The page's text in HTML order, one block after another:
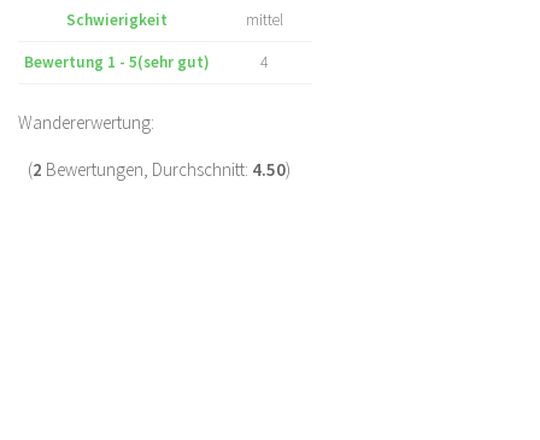
Schwierigkeit
Bewertung 1 - 5(sehr gut)
mittel
4
Wandererwertung:
(2 Bewertungen, Durchschnitt: 4.50)